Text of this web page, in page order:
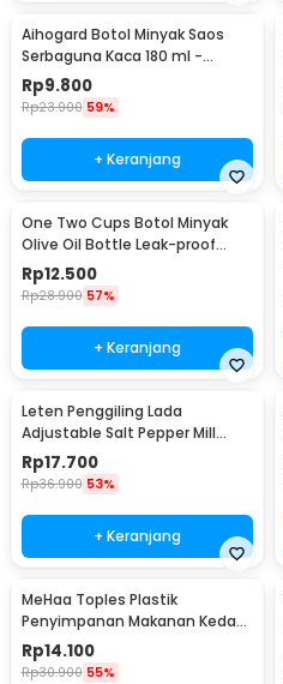
Aihogard Botol Minyak Saos
Serbaguna Kaca 180 ml -
CW192
Rp9.800
Rp23.900 59%
+ Keranjang
One Two Cups Botol Minyak
Olive Oil Bottle Leak-proof
300ml - CW199
Rp12.500
Rp28.900 57%
+ Keranjang
Leten Penggiling Lada
Adjustable Salt Pepper Mill
Grinder - 9179
Rp17.700
Rp36.900 53%
+ Keranjang
MeHaa Toples Plastik
Penyimpanan Makanan Kedap
Udara Storage Jar 700ml -
YF0086
Rp14.100
Rp30.900 55%